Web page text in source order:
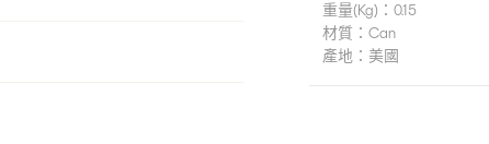
重量(kg)：0.15
材質：Can
產地：美國